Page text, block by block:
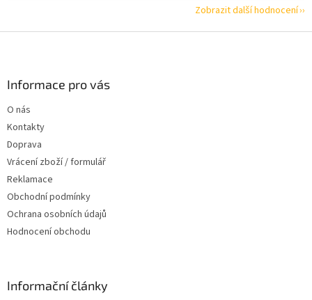
Zobrazit další hodnocení
Informace pro vás
O nás
Kontakty
Doprava
Vrácení zboží / formulář
Reklamace
Obchodní podmínky
Ochrana osobních údajů
Hodnocení obchodu
Informační články